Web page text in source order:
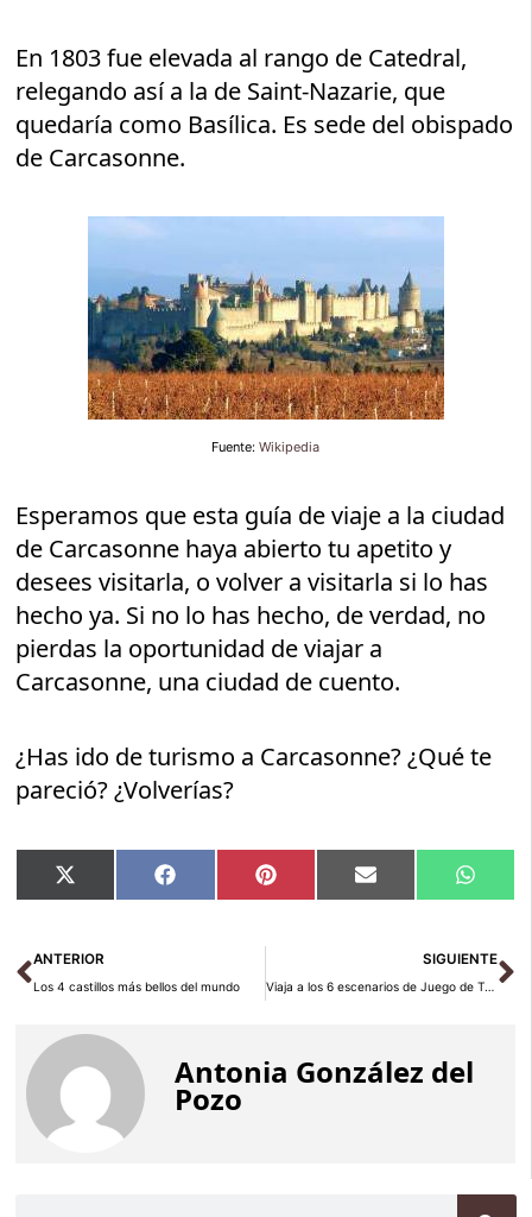
En 1803 fue elevada al rango de Catedral,
relegando así a la de Saint-Nazarie, que
quedaría como Basílica. Es sede del obispado
de Carcasonne.
Fuente: Wikipedia
Esperamos que esta guía de viaje a la ciudad
de Carcasonne haya abierto tu apetito y
desees visitarla, o volver a visitarla si lo has
hecho ya. Si no lo has hecho, de verdad, no
pierdas la oportunidad de viajar a
Carcasonne, una ciudad de cuento.
¿Has ido de turismo a Carcasonne? ¿Qué te
pareció? ¿Volverías?
Compartir
en
X
(Twitter)
Compartir
en
Facebook Compartir
en
Pinterest Compartir
en
Email
en
Ant
ANTERIOR
Los 4 castillos más bellos del mundo
SIGUIENTE
Viaja a los 6 escenarios de Juego de Tronos en España
Antonia González del
Pozo